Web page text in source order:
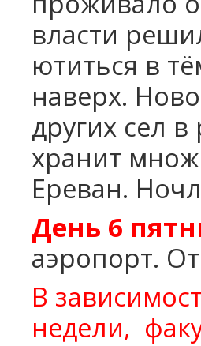
власти
ютиться в
наверх.
других сел
хранит
Ереван.
День 6
аэропорт.
В
недели,